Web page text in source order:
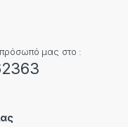
μας στο :